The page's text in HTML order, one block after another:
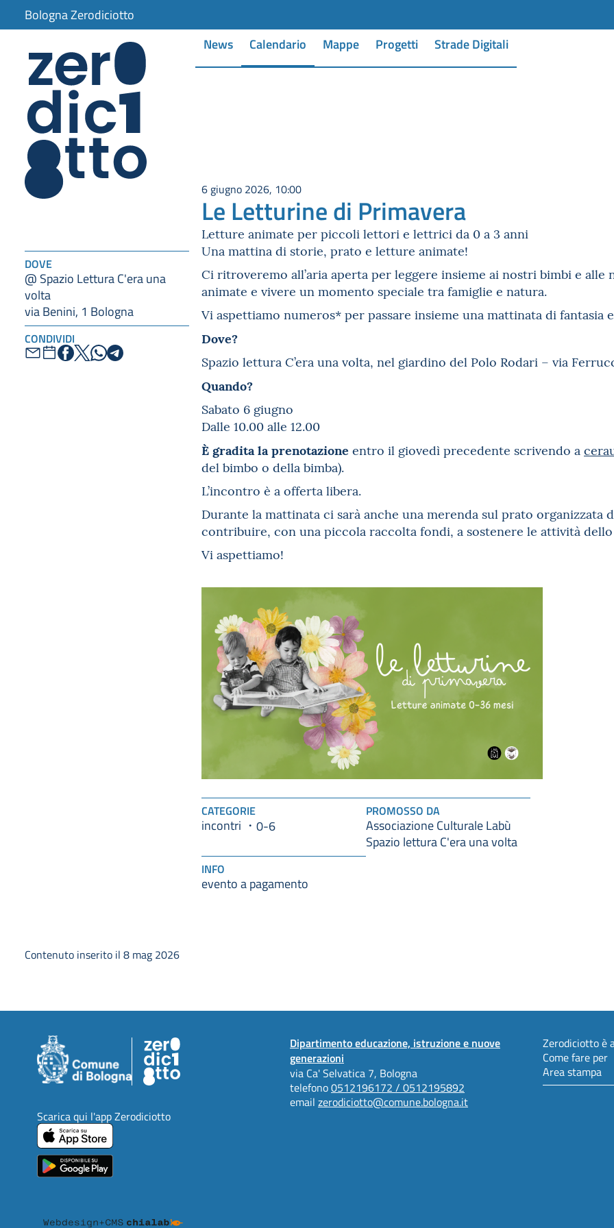
Bologna Zerodiciotto
News Calendario Mappe Progetti Strade Digitali
DOVE
@ Spazio Lettura C'era una
volta
via Benini, 1 Bologna
CONDIVIDI
6 giugno 2026, 10:00
Le Letturine di Primavera
Letture animate per piccoli lettori e lettrici da 0 a 3 anni
Una mattina di storie, prato e letture animate!
Ci ritroveremo all’aria aperta per leggere insieme ai nostri bimbi e
animate e vivere un momento speciale tra famiglie e natura.
Vi aspettiamo numeros* per passare insieme una mattinata di fantasia
Dove?
Spazio lettura C’era una volta, nel giardino del Polo Rodari – via
Quando?
Sabato 6 giugno
Dalle 10.00 alle 12.00
È gradita la prenotazione entro il giovedì precedente scrivendo a
del bimbo o della bimba).
L’incontro è a offerta libera.
Durante la mattinata ci sarà anche una merenda sul prato organizzata
contribuire, con una piccola raccolta fondi, a sostenere le attività dello
Vi aspettiamo!
CATEGORIE
incontri 0-6
PROMOSSO DA
Associazione Culturale Labù
Spazio lettura C'era una volta
INFO
evento a pagamento
Contenuto inserito il 8 mag 2026
Dipartimento educazione, istruzione e nuove
generazioni
via Ca' Selvatica 7, Bologna
telefono0512196172 / 0512195892
email zerodiciotto@comune.bologna.it
Zerodiciotto è
Come fare per
Area stampa
Scarica qui l'app Zerodiciotto